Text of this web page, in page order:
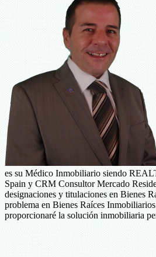
es su Médico Inmobiliario siendo
Spain y CRM Consultor Mercado
designaciones y titulaciones en Bienes
problema en Bienes Raíces
proporcionaré la solución inmobiliaria